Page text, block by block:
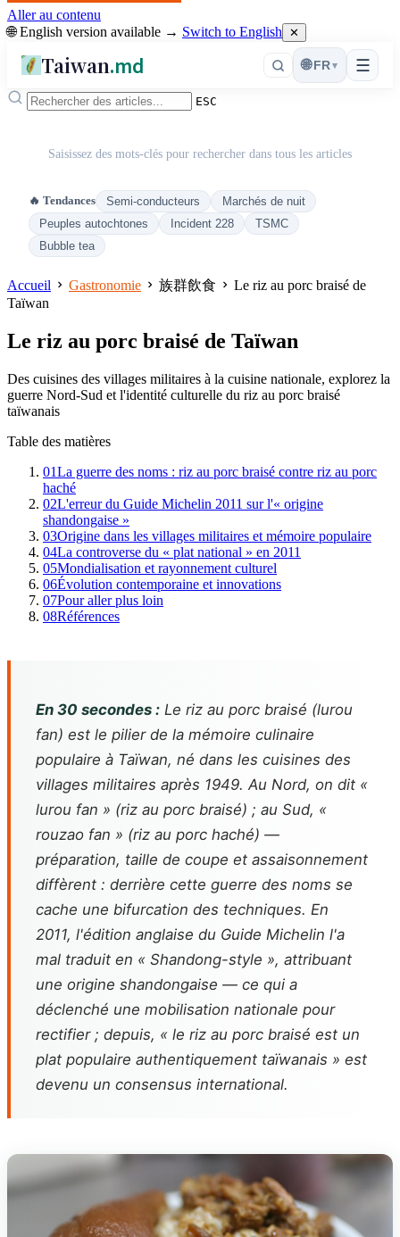
Aller au contenu
🌐 English version available → Switch to English ✕
Taiwan.md ☰
🌐 FR ▾
ESC
Saisissez des mots-clés pour rechercher dans tous les articles
🔥 Tendances Semi-conducteurs
Marchés de nuit
Peuples autochtones
Incident 228
TSMC
Bubble tea
Accueil Gastronomie 族群飲食
Le riz au porc braisé de
Taïwan
Le riz au porc braisé de Taïwan
Des cuisines des villages militaires à la cuisine nationale, explorez la
guerre Nord-Sud et l'identité culturelle du riz au porc braisé
taïwanais
Table des matières
01La guerre des noms : riz au porc braisé contre riz au porc
haché
02L'erreur du Guide Michelin 2011 sur l'« origine
shandongaise »
03Origine dans les villages militaires et mémoire populaire
04La controverse du « plat national » en 2011
05Mondialisation et rayonnement culturel
06Évolution contemporaine et innovations
07Pour aller plus loin
08Références
En 30 secondes : Le riz au porc braisé (lurou
fan) est le pilier de la mémoire culinaire
populaire à Taïwan, né dans les cuisines des
villages militaires après 1949. Au Nord, on dit «
lurou fan » (riz au porc braisé) ; au Sud, «
rouzao fan » (riz au porc haché) —
préparation, taille de coupe et assaisonnement
diffèrent : derrière cette guerre des noms se
cache une bifurcation des techniques. En
2011, l'édition anglaise du Guide Michelin l'a
mal traduit en « Shandong-style », attribuant
une origine shandongaise — ce qui a
déclenché une mobilisation nationale pour
rectifier ; depuis, « le riz au porc braisé est un
plat populaire authentiquement taïwanais » est
devenu un consensus international.